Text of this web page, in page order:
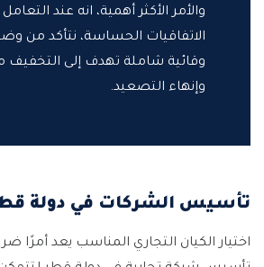
والأمر الأكثر أهمية، انه عند
الاتفاقيات الحساسة، نتأكد من
وقائية شاملة تهدف إلى التخفيف
وإنهاء التصعيد.
تأسيس الشركات في دولة
اختيار الكيان التجاري المناسب يعد أمرًا